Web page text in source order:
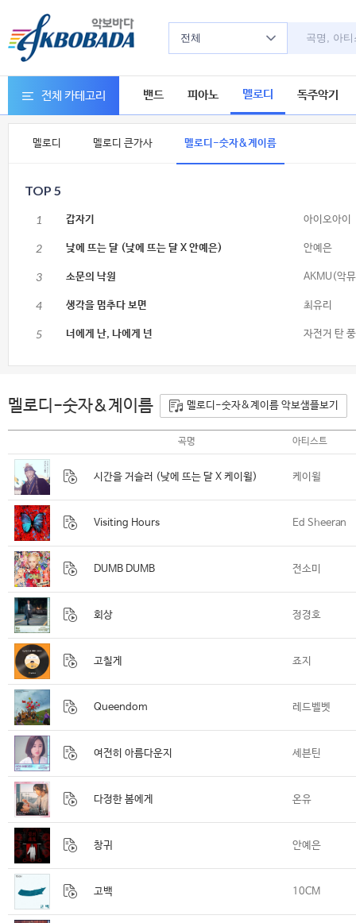
전체
전체 카테고리 밴드 피아노 멜로디 독주악기
멜로디 멜로디 큰가사 멜로디-숫자&계이름
TOP 5
1 갑자기 아이오아이
2 낮에 뜨는 달 (낮에 뜨는 달 X 안예은) 안예은
3 소문의 낙원 AKMU(악
4 생각을 멈추다 보면 최유리
5 너에게 난, 나에게 넌 자전거 탄
멜로디-숫자&계이름 멜로디-숫자&계이름 악보샘플보기
곡명 아티스트
시간을 거슬러 (낮에 뜨는 달 X 케이윌) 케이윌
Visiting Hours Ed Sheeran
DUMB DUMB 전소미
회상 정경호
고칠게 죠지
Queendom 레드벨벳
여전히 아름다운지 세븐틴
다정한 봄에게 온유
창귀 안예은
고백 10CM